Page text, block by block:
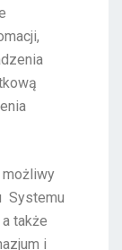
możliwy
Systemu
także
i